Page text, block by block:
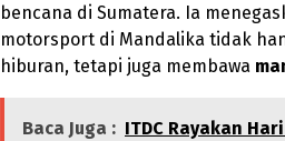
bencana di Sumatera. Ia
motorsport di Mandalika tidak
hiburan, tetapi juga membawa
Baca Juga : ITDC Rayakan